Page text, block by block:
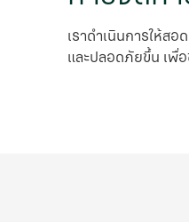
เราดําเนินการให้ส
และปลอดภัยขึ้น เพื่